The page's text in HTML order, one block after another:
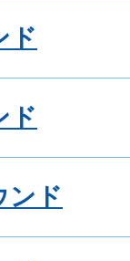
ド
ド
ンド